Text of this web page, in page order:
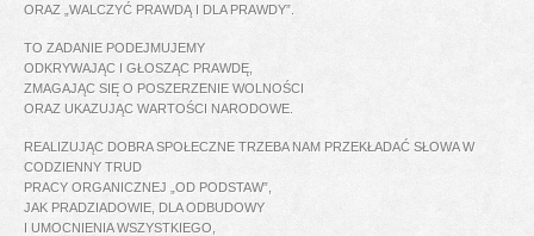
ORAZ „WALCZYĆ PRAWDĄ I DLA PRAWDY”.
TO ZADANIE PODEJMUJEMY
ODKRYWAJĄC I GŁOSZĄC PRAWDĘ,
ZMAGAJĄC SIĘ O POSZERZENIE WOLNOŚCI
ORAZ UKAZUJĄC WARTOŚCI NARODOWE.
REALIZUJĄC DOBRA SPOŁECZNE TRZEBA NAM PRZEKŁADAĆ SŁOWA W
CODZIENNY TRUD
PRACY ORGANICZNEJ „OD PODSTAW”,
JAK PRADZIADOWIE, DLA ODBUDOWY
I UMOCNIENIA WSZYSTKIEGO,